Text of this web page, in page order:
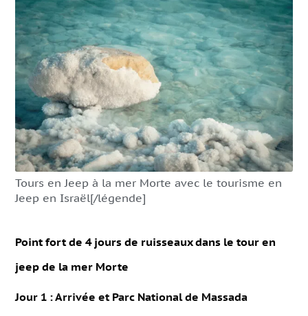
Tours en Jeep à la mer Morte avec le tourisme en
Jeep en Israël[/légende]
Point fort de 4 jours de ruisseaux dans le tour en
jeep de la mer Morte
Jour 1 : Arrivée et Parc National de Massada